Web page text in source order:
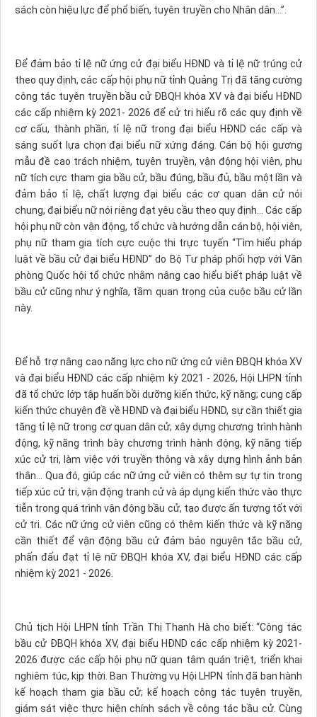
sách còn hiệu lực để phổ biến, tuyên truyền cho Nhân dân…”.
Để đảm bảo tỉ lệ nữ ứng cử đại biểu HĐND và tỉ lệ nữ trúng cử
theo quy định, các cấp hội phụ nữ tỉnh Quảng Trị đã tăng cường
công tác tuyên truyền bầu cử ĐBQH khóa XV và đại biểu HĐND
các cấp nhiệm kỳ 2021- 2026 để cử tri hiểu rõ các quy định về
cơ cấu, thành phần, tỉ lệ nữ trong đại biểu HĐND các cấp và
sáng suốt lựa chọn đại biểu nữ xứng đáng. Cán bộ hội gương
mẫu đề cao trách nhiệm, tuyên truyền, vận động hội viên, phụ
nữ tích cực tham gia bầu cử, bầu đúng, bầu đủ, bầu một lần và
đảm bảo tỉ lệ, chất lượng đại biểu các cơ quan dân cử nói
chung, đại biểu nữ nói riêng đạt yêu cầu theo quy định… Các cấp
hội phụ nữ còn vận động, tổ chức và hướng dẫn cán bộ, hội viên,
phụ nữ tham gia tích cực cuộc thi trực tuyến “Tìm hiểu pháp
luật về bầu cử đại biểu HĐND” do Bộ Tư pháp phối hợp với Văn
phòng Quốc hội tổ chức nhằm nâng cao hiểu biết pháp luật về
bầu cử cũng như ý nghĩa, tầm quan trọng của cuộc bầu cử lần
này.
Để hỗ trợ nâng cao năng lực cho nữ ứng cử viên ĐBQH khóa XV
và đại biểu HĐND các cấp nhiệm kỳ 2021 - 2026, Hội LHPN tỉnh
đã tổ chức lớp tập huấn bồi dưỡng kiến thức, kỹ năng; cung cấp
kiến thức chuyên đề về HĐND và đại biểu HĐND, sự cần thiết gia
tăng tỉ lệ nữ trong cơ quan dân cử; xây dựng chương trình hành
động, kỹ năng trình bày chương trình hành động, kỹ năng tiếp
xúc cử tri, làm việc với truyền thông và xây dựng hình ảnh bản
thân... Qua đó, giúp các nữ ứng cử viên có thêm sự tự tin trong
tiếp xúc cử tri, vận động tranh cử và áp dụng kiến thức vào thực
tiễn trong quá trình vận động bầu cử, tạo được ấn tượng tốt với
cử tri. Các nữ ứng cử viên cũng có thêm kiến thức và kỹ năng
cần thiết để vận động bầu cử đảm bảo nguyên tắc bầu cử,
phấn đấu đạt tỉ lệ nữ ĐBQH khóa XV, đại biểu HĐND các cấp
nhiệm kỳ 2021 - 2026.
Chủ tịch Hội LHPN tỉnh Trần Thị Thanh Hà cho biết: “Công tác
bầu cử ĐBQH khóa XV, đại biểu HĐND các cấp nhiệm kỳ 2021-
2026 được các cấp hội phụ nữ quan tâm quán triệt, triển khai
nghiêm túc, kịp thời. Ban Thường vụ Hội LHPN tỉnh đã ban hành
kế hoạch tham gia bầu cử; kế hoạch công tác tuyên truyền,
giám sát việc thực hiện chính sách về công tác bầu cử. Cùng